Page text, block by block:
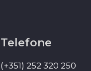
Telefone
(+351) 252 320 250